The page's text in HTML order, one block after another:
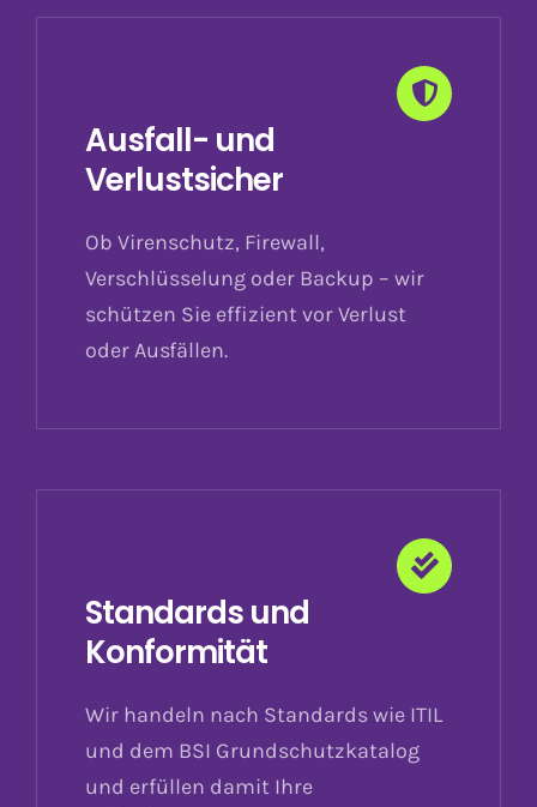
Ausfall- und
Verlustsicher
Ob Virenschutz, Firewall,
Verschlüsselung oder Backup – wir
schützen Sie effizient vor Verlust
oder Ausfällen.
Standards und
Konformität
Wir handeln nach Standards wie ITIL
und dem BSI Grundschutzkatalog
und erfüllen damit Ihre